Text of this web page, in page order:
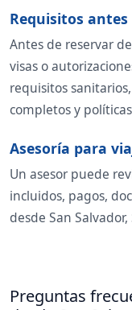
Requisitos
Antes de reservar
visas o
requisitos
completos y
Asesoría para
Un asesor puede
incluidos, pagos,
desde San
Preguntas